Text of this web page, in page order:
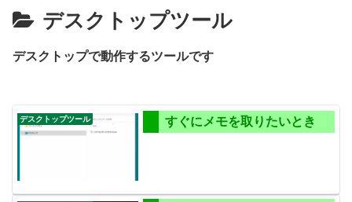
デスクトップツール
デスクトップで動作するツールです
デスクトップツール すぐにメモを取りたいとき